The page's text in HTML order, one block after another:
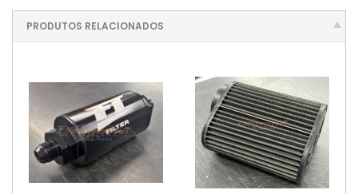
PRODUTOS RELACIONADOS